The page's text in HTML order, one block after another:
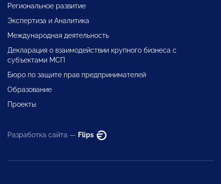
Региональное развитие
Экспертиза и Аналитика
Международная деятельность
Декларация о взаимодействии крупного бизнеса с
субъектами МСП
Бюро по защите прав предпринимателей
Образование
Проекты
Разработка сайта — Flips